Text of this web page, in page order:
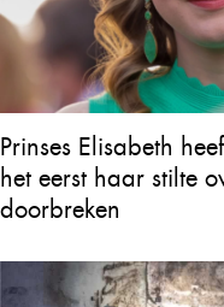
Prinses Elisabeth
het eerst haar stilte
doorbreken